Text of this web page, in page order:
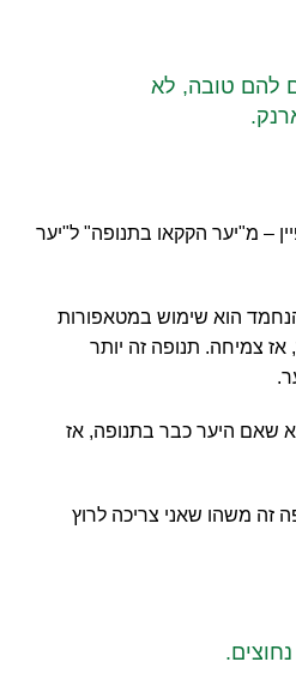
להם טובה, לא
– מ"יער הקקאו בתנופה" ל"יער
הוא שימוש במטאפורות
אז צמיחה. תנופה זה יותר
שאם היער כבר בתנופה, אז
זה משהו שאני צריכה לרוץ